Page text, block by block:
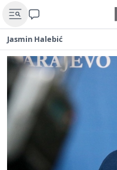
Jasmin Halebić